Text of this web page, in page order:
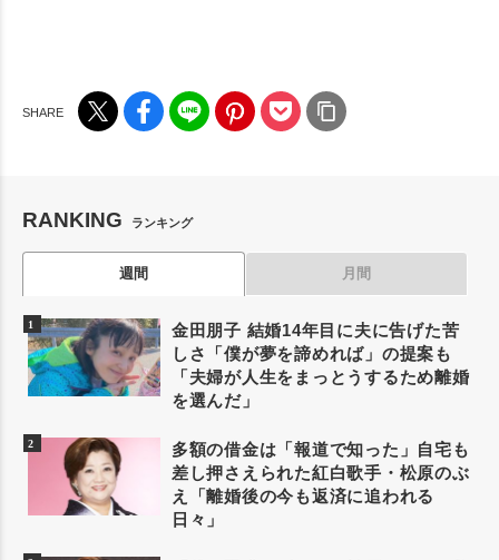
RANKING ランキング
週間 月間
金田朋子 結婚14年目に夫に告げた苦
しさ「僕が夢を諦めれば」の提案も
「夫婦が人生をまっとうするため離婚
を選んだ」
多額の借金は「報道で知った」自宅も
差し押さえられた紅白歌手・松原のぶ
え「離婚後の今も返済に追われる
日々」